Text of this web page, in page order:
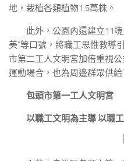
地，栽植各類植物1.5萬株。
此外，公園內還建立11
美”等口號，將職工思惟教導
市第二工人文明宮加倍重視
運動場合，也為周邊群眾供
包頭市第一工人文明宮
以職工文明為主導 以職